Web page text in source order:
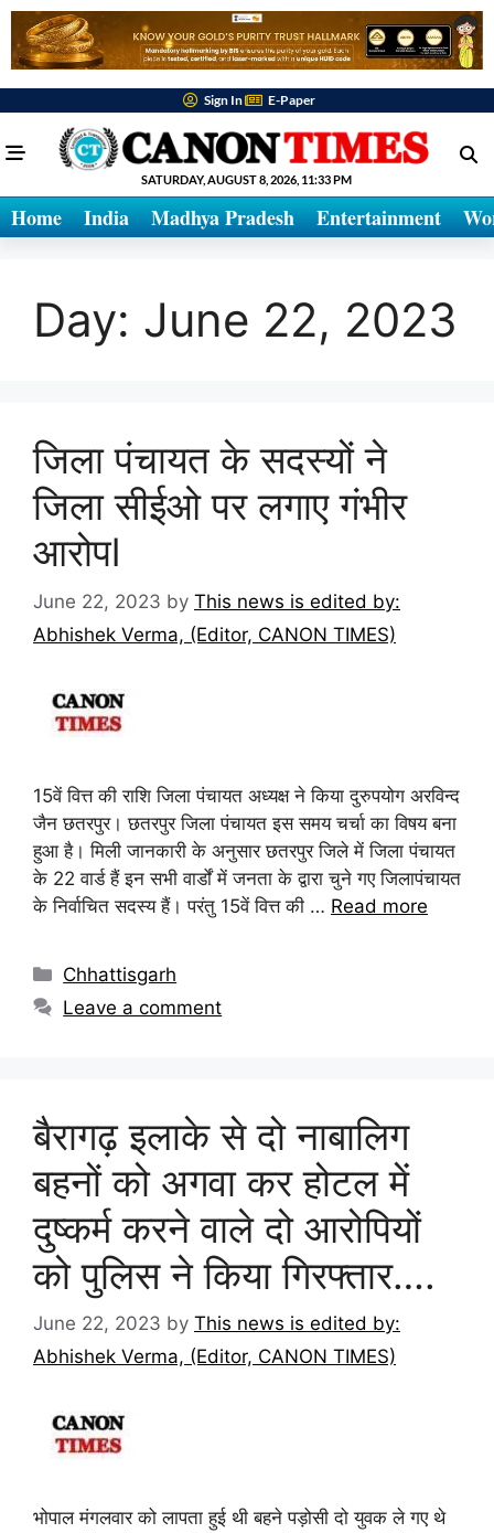
Sign In E-Paper
SATURDAY, AUGUST 8, 2026, 11:33 PM
Home India Madhya Pradesh Entertainment
Day: June 22, 2023
जिला पंचायत के सदस्यों ने
जिला सीईओ पर लगाए गंभीर
आरोपl
June 22, 2023 by This news is edited by:
Abhishek Verma, (Editor, CANON TIMES)
15वें वित्त की राशि जिला पंचायत अध्यक्ष ने किया दुरुपयोग अरविन्द
जैन छतरपुर। छतरपुर जिला पंचायत इस समय चर्चा का विषय बना
हुआ है। मिली जानकारी के अनुसार छतरपुर जिले में जिला पंचायत
के 22 वार्ड हैं इन सभी वार्डों में जनता के द्वारा चुने गए जिलापंचायत
के निर्वाचित सदस्य हैं। परंतु 15वें वित्त की … Read more
Chhattisgarh
Leave a comment
बैरागढ़ इलाके से दो नाबालिग
बहनों को अगवा कर होटल में
दुष्कर्म करने वाले दो आरोपियों
को पुलिस ने किया गिरफ्तार….
June 22, 2023 by This news is edited by:
Abhishek Verma, (Editor, CANON TIMES)
भोपाल मंगलवार को लापता हुई थी बहने पड़ोसी दो युवक ले गए थे